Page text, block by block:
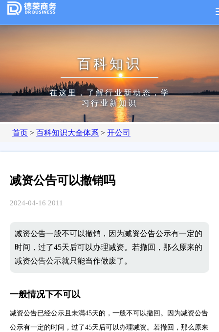
百科知识
在这里，了解行业新动态，学
习行业新知识
首页 > 百科知识大全体系 > 开公司
减资公告可以撤销吗
2024-04-16 2011
减资公告一般不可以撤销，因为减资公告公示有一定的
时间，过了45天后可以办理减资。若撤回，那么原来的
减资公告公示就只能当作做废了。
一般情况下不可以
减资公告已经公示且未满45天的，一般不可以撤回。因为减资公告
公示有一定的时间，过了45天后可以办理减资。若撤回，那么原来